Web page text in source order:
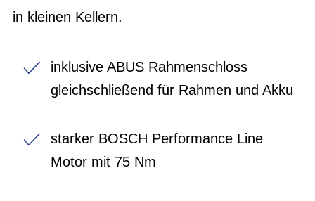
in kleinen Kellern.
inklusive ABUS Rahmenschloss
gleichschließend für Rahmen und Akku
starker BOSCH Performance Line
Motor mit 75 Nm